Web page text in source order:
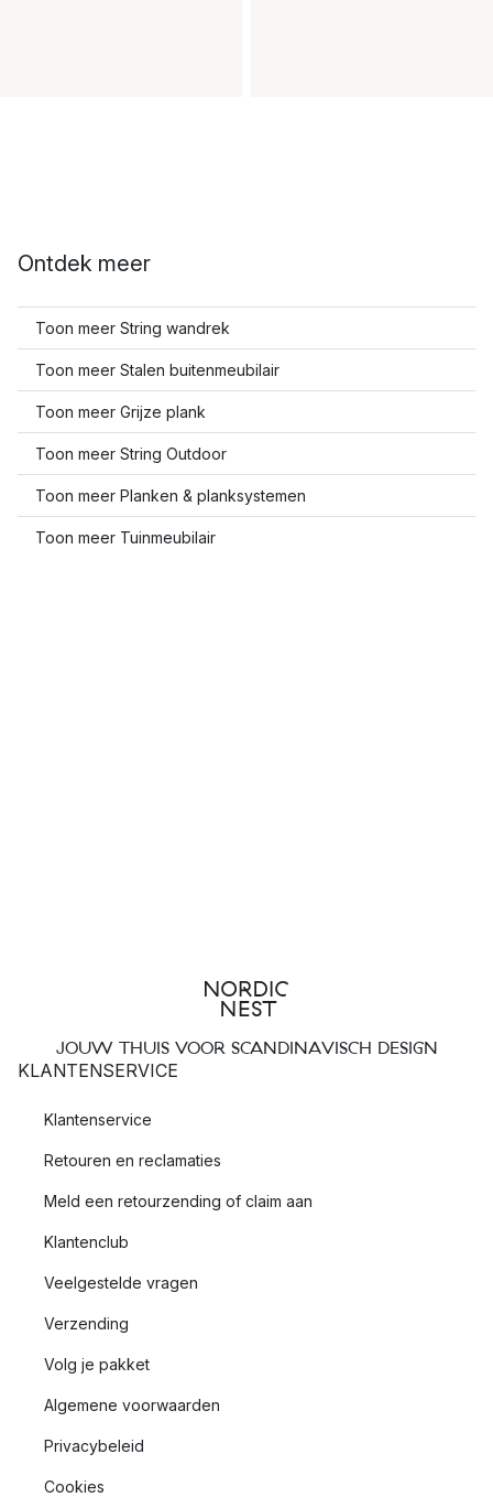
Ontdek meer
Toon meer String wandrek
Toon meer Stalen buitenmeubilair
Toon meer Grijze plank
Toon meer String Outdoor
Toon meer Planken & planksystemen
Toon meer Tuinmeubilair
JOUW THUIS VOOR SCANDINAVISCH DESIGN
KLANTENSERVICE
Klantenservice
Retouren en reclamaties
Meld een retourzending of claim aan
Klantenclub
Veelgestelde vragen
Verzending
Volg je pakket
Algemene voorwaarden
Privacybeleid
Cookies